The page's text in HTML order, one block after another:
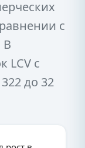
с
В
LCV с
до 32